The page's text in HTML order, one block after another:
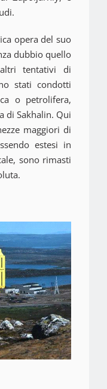
opera del suo
dubbio quello
tentativi di
stati condotti
o petrolifera,
di Sakhalin. Qui
maggiori di
estesi in
sono rimasti